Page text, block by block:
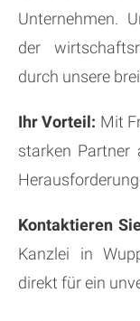
Unternehmen.
der
durch unsere
Ihr Vorteil: Mit
starken Partner
Kontaktieren
Kanzlei in
direkt für ein